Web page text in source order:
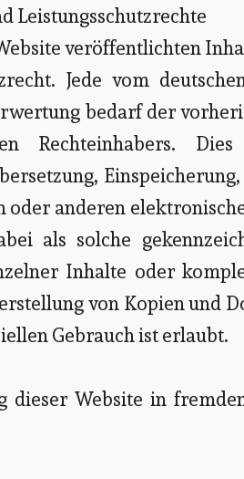
Leistungsschutzrechte
veröffentlichten
Jede vom
bedarf der
Rechteinhabers.
oder anderen
als solche
Inhalte oder
von Kopien und
Gebrauch ist erlaubt.
dieser Website in